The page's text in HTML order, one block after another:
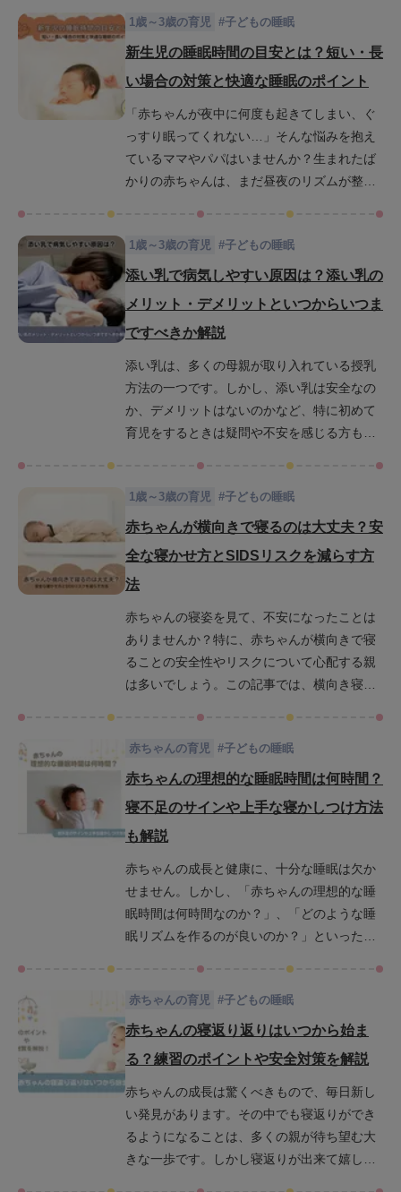
ゃんの1日の睡眠時間の目安から夜間の過ごし
方、睡眠時間が短い場合に与える影響や対策
1歳～3歳の育児 #子どもの睡眠
新生児の睡眠時間の目安とは？短い・長
い場合の対策と快適な睡眠のポイント
「赤ちゃんが夜中に何度も起きてしまい、ぐ
っすり眠ってくれない…」そんな悩みを抱え
ているママやパパはいませんか？生まれたば
かりの赤ちゃんは、まだ昼夜のリズムが整っ
通」なのか、悩んでしまう方も多いのではな
いでしょうか。この記事では、新生児の睡眠
ーン、睡眠時間が短い・長い場合の対策な
ど、気になる疑問を詳しく解説していきま
す。また、新生児が快適に眠れるためのポイ
ントもご紹介します。この記事を読めば、赤
ちゃんの睡眠に関する不安が解消され、より
快適な睡眠環境を整えることができるはずで
るよう、ぜひ最後までご覧ください。
1歳～3歳の育児 #子どもの睡眠
添い乳で病気しやすい原因は？添い乳の
メリット・デメリットといつからいつま
ですべきか解説
添い乳は、多くの母親が取り入れている授乳
方法の一つです。しかし、添い乳は安全なの
か、デメリットはないのかなど、特に初めて
育児をするときは疑問や不安を感じる方も多
メリット・デメリット、正しい添い乳の方法
について詳しく解説します。この記事を読む
安心して育児に取り組むことができるように
なるでしょう。それでは、早速詳しく見てい
きましょう。
1歳～3歳の育児 #子どもの睡眠
赤ちゃんが横向きで寝るのは大丈夫？安
全な寝かせ方とSIDSリスクを減らす方
法
赤ちゃんの寝姿を見て、不安になったことは
ありませんか？特に、赤ちゃんが横向きで寝
ることの安全性やリスクについて心配する親
は多いでしょう。この記事では、横向き寝が
具体的な方法について詳しく解説します。ま
た、赤ちゃんがいつから横向きで寝ても大丈
SIDSのリスクを低減できるかについても触れ
ています。赤ちゃんの安全を守り、安心して
育児ができるよう、ぜひ最後までお読みくだ
さい。
赤ちゃんの育児 #子どもの睡眠
赤ちゃんの理想的な睡眠時間は何時間？
寝不足のサインや上手な寝かしつけ方法
も解説
赤ちゃんの成長と健康に、十分な睡眠は欠か
せません。しかし、「赤ちゃんの理想的な睡
眠時間は何時間なのか？」、「どのような睡
眠リズムを作るのが良いのか？」といった疑
的な睡眠リズムの作り方、赤ちゃんの寝不足
のサイン、そして上手な寝かしつけ方法につ
成長に役立つ情報をお届けしますので、ぜひ
最後までご覧ください。
赤ちゃんの育児 #子どもの睡眠
赤ちゃんの寝返り返りはいつから始ま
る？練習のポイントや安全対策を解説
赤ちゃんの成長は驚くべきもので、毎日新し
い発見があります。その中でも寝返りができ
るようになることは、多くの親が待ち望む大
きな一歩です。しかし寝返りが出来て嬉しい